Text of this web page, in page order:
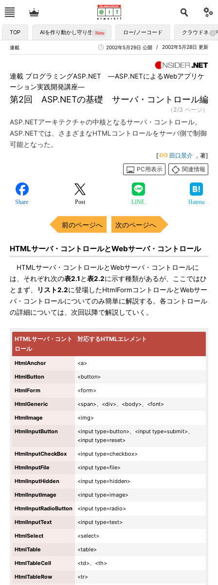
TOP AIを作り動かし守り生かす ロー/ノーコード クラウドネイ
連載 2002年5月28日 更新
2002年5月29日 公開
第2回 ASP.NETの基礎 サーバ・コントロール編
連載 プログラミングASP.NET ―ASP.NETによるWebアプリケ
ーション実践開発講座―
（2/3 ページ）
ASP.NETアーキテクチャの中核となるサーバ・コントロール。
ASP.NETでは、さまざまなHTMLコントロールをサーバ側で制御
可能となった。
[ 田口景介 ，著]
PC用表示
関連情報
Share Post LINE Hatena
前のページへ 次のページへ
HTMLサーバ・コントロールとWebサーバ・コントロール
HTMLサーバ・コントロールとWebサーバ・コントロールに
は、それぞれ次の表2.1 と表2.2に示す種類があるが、ここではひ
とまず、
リスト2.2に登場したHtmlFormコントロールとWebサー
バ・コントロールについてのみ簡単に解説する。各コントロール
の詳細については、次回以降で解説していく。
HTMLサーバ・コント
ロール
対応するHTMLエレメント
HtmlAnchor
<a>
HtmlButton
<button>
HtmlForm
<form>
HtmlGeneric
<span>、<div>、<body>、<font>
HtmlImage
<img>
HtmlInputButton
<input type=button>、<input type=submit>、
<input type=reset>
HtmlInputCheckBox
<input type=checkbox>
HtmlInputFile
<input type=file>
HtmlInputHidden
<input type=hidden>
HtmlInputImage
<input type=image>
HtmlInputRadioButton
<input type=radio>
HtmlInputText
<input type=text>
HtmlSelect
<select>
HtmlTable
<table>
HtmlTableCell
<td>、<th>
HtmlTableRow
<tr>